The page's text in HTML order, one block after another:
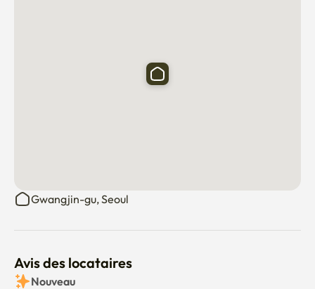
Gwangjin-gu, Seoul
Avis des locataires
Nouveau